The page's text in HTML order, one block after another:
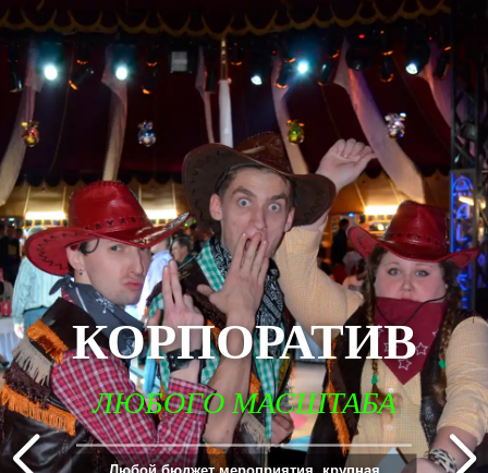
КОРПОРАТИВ
ЛЮБОГО МАСШТАБА
_____________________________________________________________________________